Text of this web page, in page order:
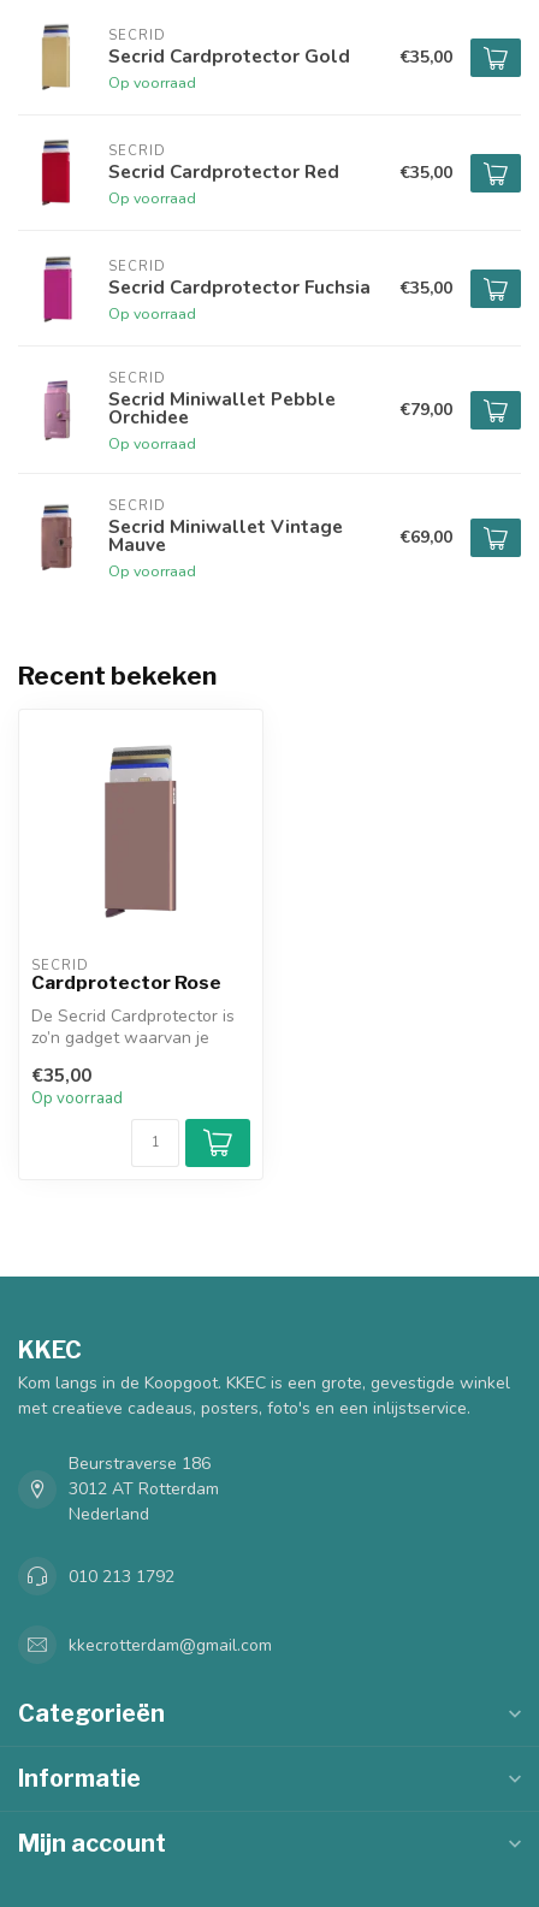
SECRID
Secrid Cardprotector Gold
Op voorraad
€35,00
SECRID
Secrid Cardprotector Red
Op voorraad
€35,00
SECRID
Secrid Cardprotector Fuchsia
Op voorraad
€35,00
SECRID
Secrid Miniwallet Pebble
Orchidee
Op voorraad
€79,00
SECRID
Secrid Miniwallet Vintage
Mauve
Op voorraad
€69,00
Recent bekeken
SECRID
Cardprotector Rose
De Secrid Cardprotector is
zo’n gadget waarvan je
zonder ...
€35,00
Op voorraad
KKEC
Kom langs in de Koopgoot. KKEC is een grote, gevestigde winkel
met creatieve cadeaus, posters, foto's en een inlijstservice.
Beurstraverse 186
3012 AT Rotterdam
Nederland
010 213 1792
kkecrotterdam@gmail.com
Categorieën
Informatie
Mijn account